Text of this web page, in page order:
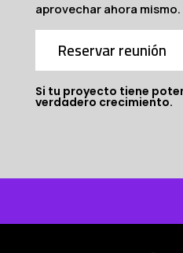
aprovechar ahora mismo.
Reservar reunión
Si tu proyecto tiene
verdadero crecimiento.